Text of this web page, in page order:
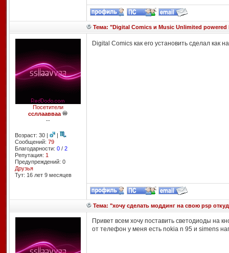
Тема: "Digital Comics и Music Unlimited powered
Посетители
ссллаавваа
--
Возраст: 30 |
|
Сообщений: 79
Благодарности: 0/ 2
Репутация: 1
Предупреждений: 0
Друзья
Тут: 16 лет 9 месяцев
Digital Comics как его установить сделал
Тема: "хочу cделать моддинг на свою psp
Привет всем хочу поставить светодиоды на
от телефон у меня есть nokia n 95 и simens